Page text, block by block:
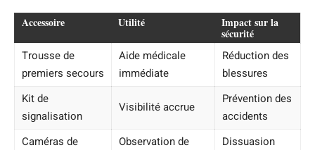
Accessoire Utilité Impact sur la
sécurité
Trousse de
premiers secours
Aide médicale
immédiate
Réduction des
blessures
Kit de
signalisation
Visibilité accrue
Prévention des
accidents
Caméras de
Observation de
Dissuasion